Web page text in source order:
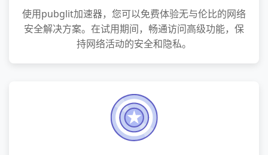
使用pubglit加速器，您可以免费体验无与伦比的网络
安全解决方案。在试用期间，畅通访问高级功能，保
持网络活动的安全和隐私。